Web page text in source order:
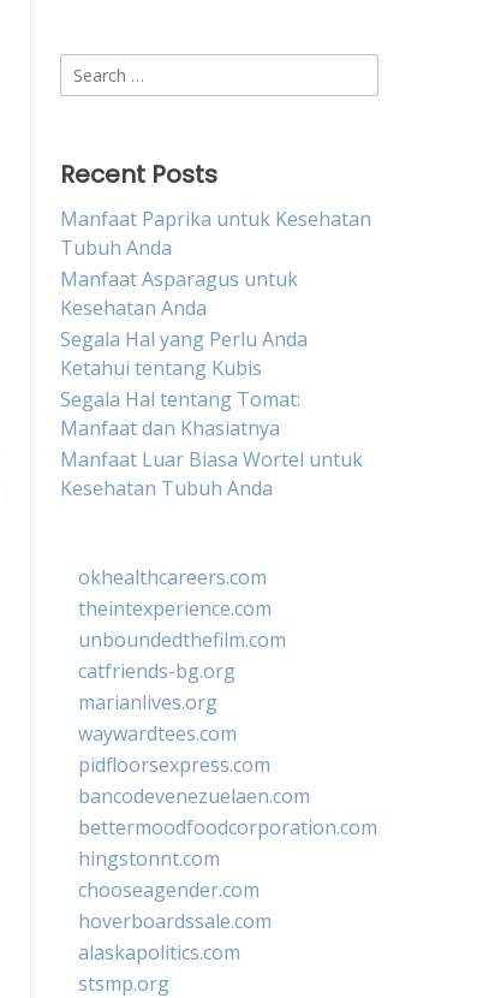
Search
for:
Recent Posts
Manfaat Paprika untuk Kesehatan
Tubuh Anda
Manfaat Asparagus untuk
Kesehatan Anda
Segala Hal yang Perlu Anda
Ketahui tentang Kubis
Segala Hal tentang Tomat:
Manfaat dan Khasiatnya
Manfaat Luar Biasa Wortel untuk
Kesehatan Tubuh Anda
okhealthcareers.com
theintexperience.com
unboundedthefilm.com
catfriends-bg.org
marianlives.org
waywardtees.com
pidfloorsexpress.com
bancodevenezuelaen.com
bettermoodfoodcorporation.com
hingstonnt.com
chooseagender.com
hoverboardssale.com
alaskapolitics.com
stsmp.org